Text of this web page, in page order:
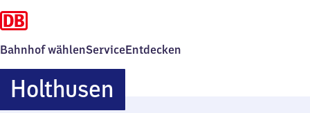
Bahnhof wählenServiceEntdecken
HolthusenHolthusen